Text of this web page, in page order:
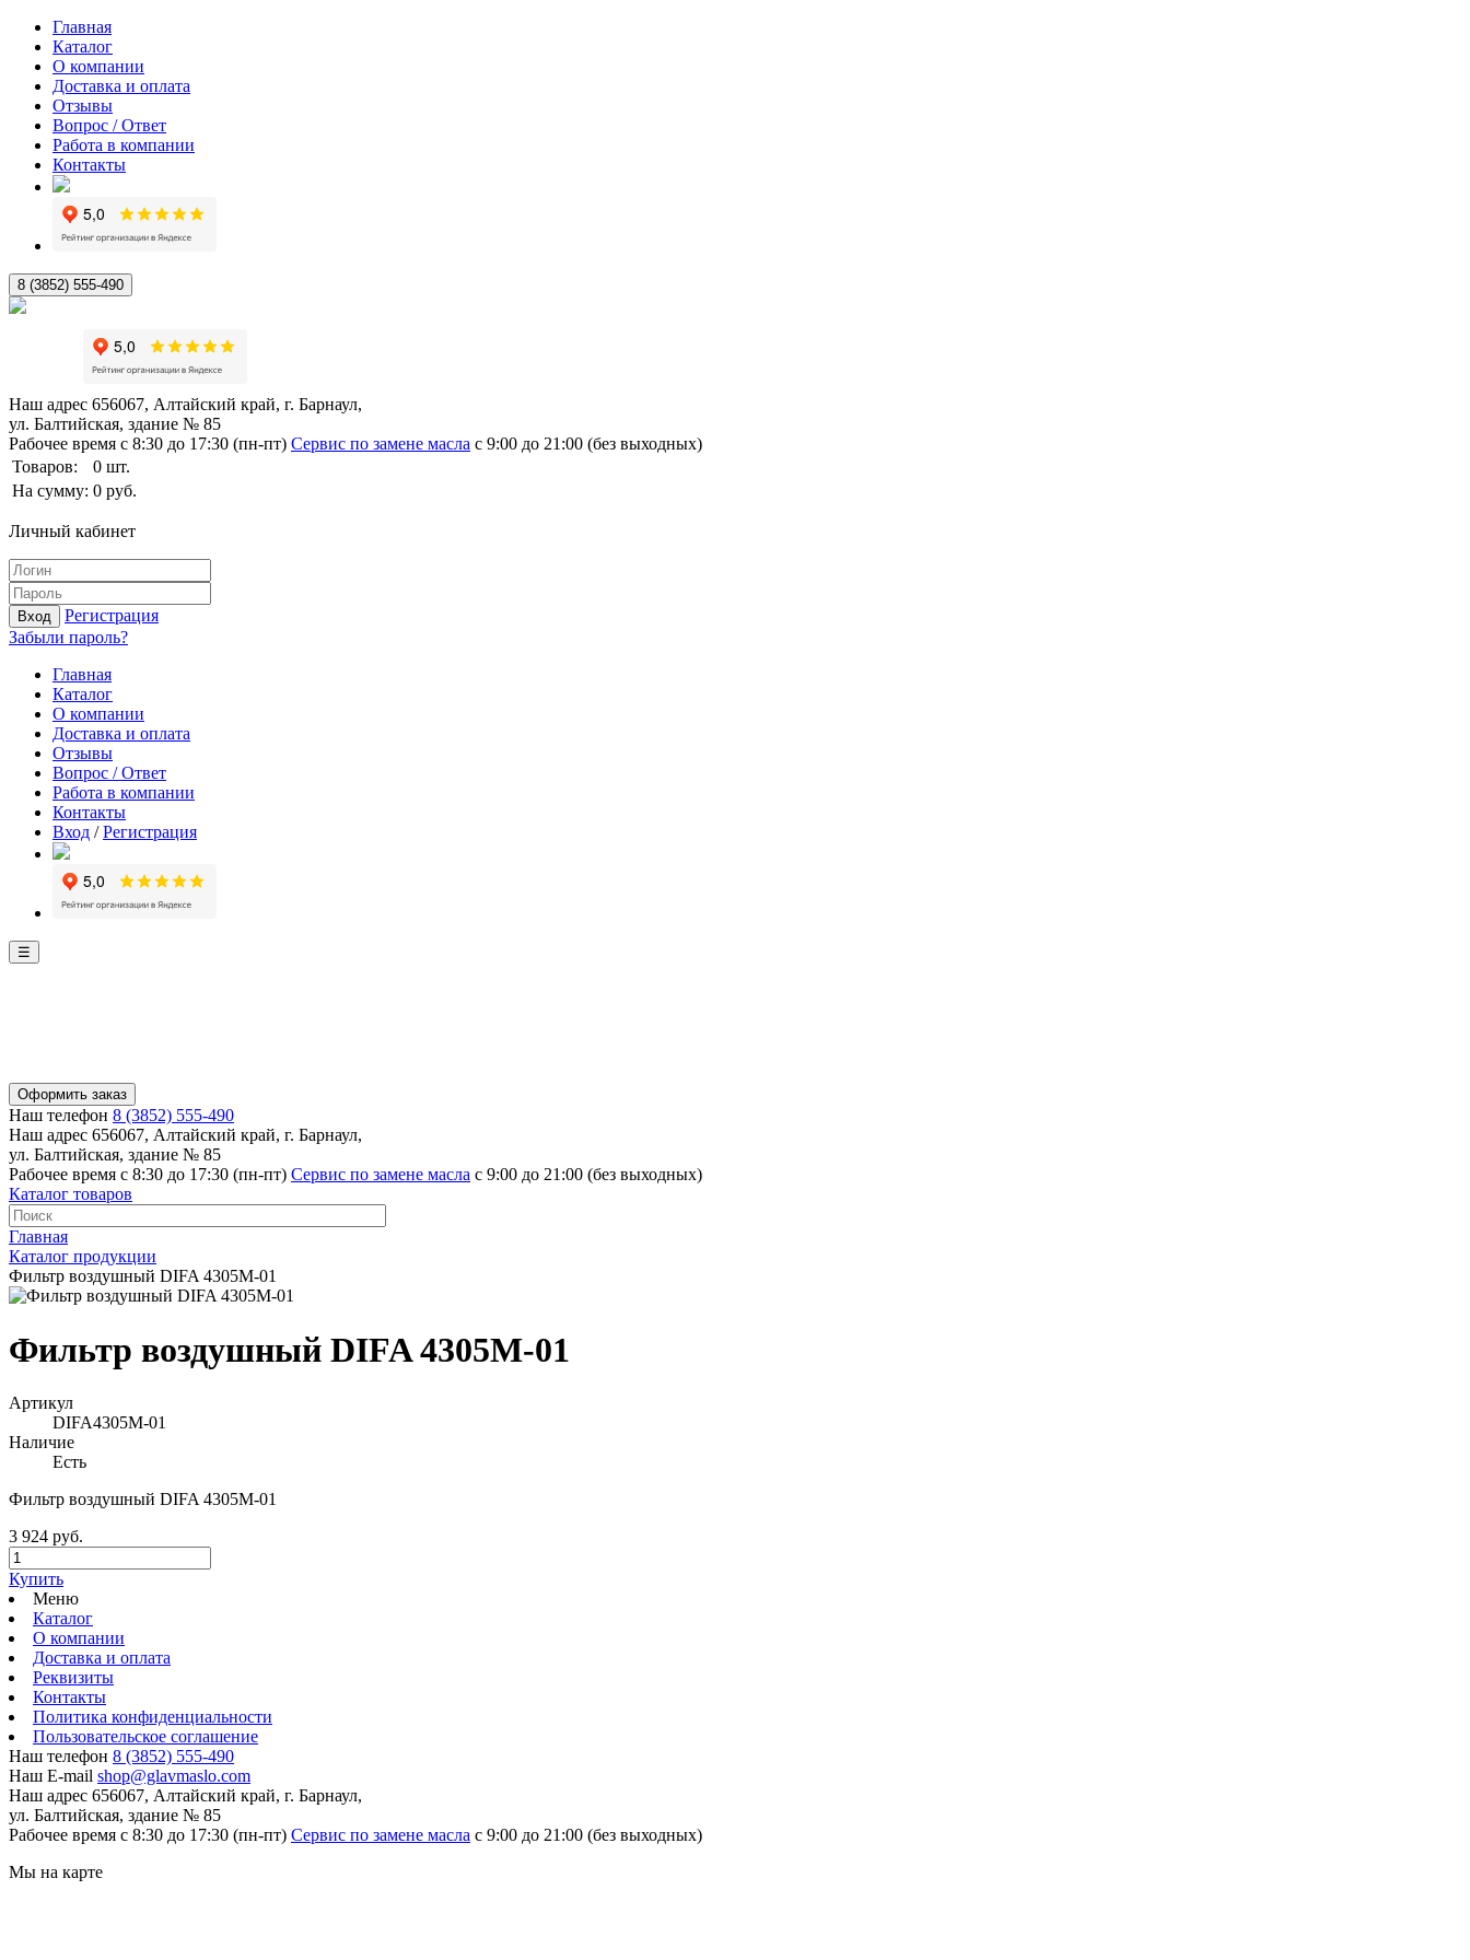
Главная
Каталог
О компании
Доставка и оплата
Отзывы
Вопрос / Ответ
Работа в компании
Контакты
8 (3852) 555-490
Наш адрес 656067, Алтайский край, г. Барнаул,
ул. Балтийская, здание № 85
Рабочее время с 8:30 до 17:30 (пн-пт) Сервис по замене масла с 9:00 до 21:00 (без выходных)
Товаров:
0 шт.
На сумму: 0 руб.
Личный кабинет
Вход
Регистрация
Забыли пароль?
Главная
Каталог
О компании
Доставка и оплата
Отзывы
Вопрос / Ответ
Работа в компании
Контакты
Вход /Регистрация
☰
Оформить заказ
Наш телефон 8 (3852) 555-490
Наш адрес 656067, Алтайский край, г. Барнаул,
ул. Балтийская, здание № 85
Рабочее время с 8:30 до 17:30 (пн-пт) Сервис по замене масла с 9:00 до 21:00 (без выходных)
Каталог товаров
Главная
Каталог продукции
Фильтр воздушный DIFA 4305M-01
Фильтр воздушный DIFA 4305M-01
Артикул
DIFA4305M-01
Наличие
Есть
Фильтр воздушный DIFA 4305M-01
3 924 руб.
Купить
Меню
Каталог
О компании
Доставка и оплата
Реквизиты
Контакты
Политика конфиденциальности
Пользовательское соглашение
Наш телефон 8 (3852) 555-490
Наш E-mail shop@glavmaslo.com
Наш адрес 656067, Алтайский край, г. Барнаул,
ул. Балтийская, здание № 85
Рабочее время с 8:30 до 17:30 (пн-пт) Сервис по замене масла с 9:00 до 21:00 (без выходных)
Мы на карте